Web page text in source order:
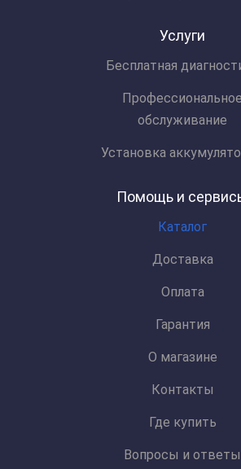
Услуги
Бесплатная
Профессиональное
обслуживание
Установка
Помощь и
Каталог
Доставка
Оплата
Гарантия
О магазине
Контакты
Где купить
Вопросы и ответы